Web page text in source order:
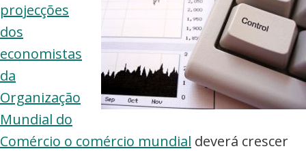
projecções
dos
economistas
da
Organização
Mundial do
Comércio o comércio mundial deverá crescer